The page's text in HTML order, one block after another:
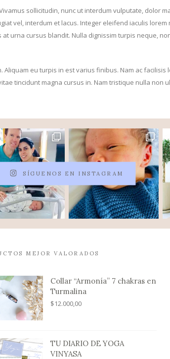
sollicitudin, nunc ut interdum vulputate, dolor
vel, interdum et lacus. Integer eleifend iaculis
urna cursus blandit. Nulla dignissim turpis neque,
eu turpis in est varius finibus. Nam ac facilisis
tincidunt magna cursus in. Nam tristique nulla non
SÍGUENOS EN INSTAGRAM
MEJOR VALORADOS
Collar “Armonía” 7 chakras en
Turmalina
$12.000,00
TU DIARIO DE YOGA
VINYASA